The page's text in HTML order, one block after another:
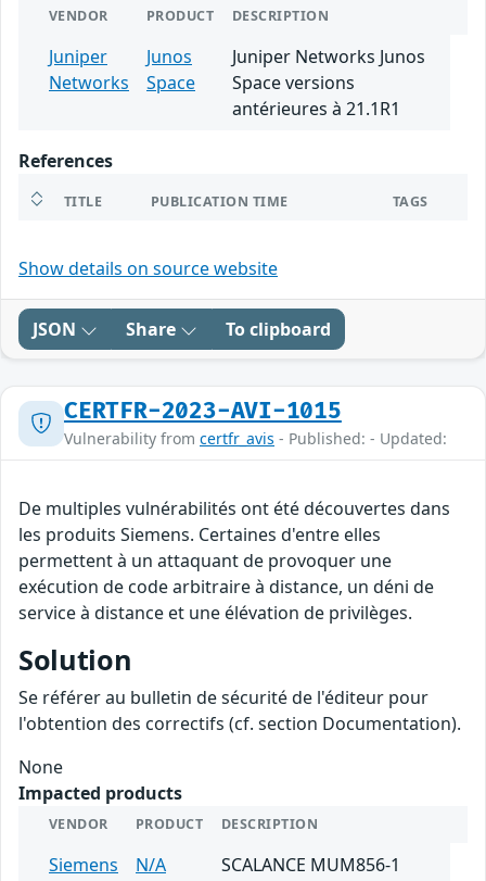
VENDOR PRODUCT DESCRIPTION
Juniper
Networks
Junos
Space
Juniper Networks Junos
Space versions
antérieures à 21.1R1
References
TITLE PUBLICATION TIME TAGS
Show details on source website
JSON Share To clipboard
CERTFR-2023-AVI-1015
Vulnerability from certfr_avis - Published: - Updated:
De multiples vulnérabilités ont été découvertes dans
les produits Siemens. Certaines d'entre elles
permettent à un attaquant de provoquer une
exécution de code arbitraire à distance, un déni de
service à distance et une élévation de privilèges.
Solution
Se référer au bulletin de sécurité de l'éditeur pour
l'obtention des correctifs (cf. section Documentation).
None
Impacted products
VENDOR PRODUCT DESCRIPTION
Siemens N/A
SCALANCE MUM856-1